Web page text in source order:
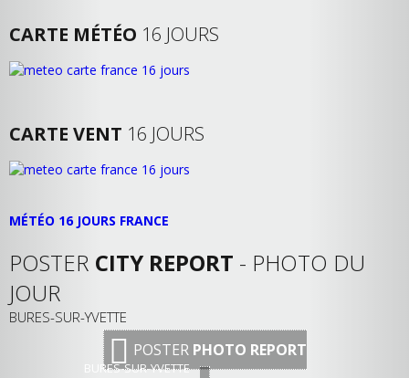
CARTE MÉTÉO 16 JOURS
CARTE VENT 16 JOURS
MÉTÉO 16 JOURS FRANCE
POSTER CITY REPORT - PHOTO DU
JOUR
BURES-SUR-YVETTE
POSTER PHOTO REPORT
BURES-SUR-YVETTE